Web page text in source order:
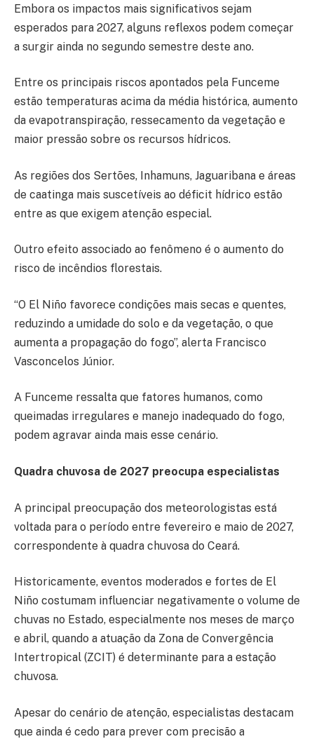
Embora os impactos mais significativos sejam
esperados para 2027, alguns reflexos podem começar
a surgir ainda no segundo semestre deste ano.
Entre os principais riscos apontados pela Funceme
estão temperaturas acima da média histórica, aumento
da evapotranspiração, ressecamento da vegetação e
maior pressão sobre os recursos hídricos.
As regiões dos Sertões, Inhamuns, Jaguaribana e áreas
de caatinga mais suscetíveis ao déficit hídrico estão
entre as que exigem atenção especial.
Outro efeito associado ao fenômeno é o aumento do
risco de incêndios florestais.
“O El Niño favorece condições mais secas e quentes,
reduzindo a umidade do solo e da vegetação, o que
aumenta a propagação do fogo”, alerta Francisco
Vasconcelos Júnior.
A Funceme ressalta que fatores humanos, como
queimadas irregulares e manejo inadequado do fogo,
podem agravar ainda mais esse cenário.
Quadra chuvosa de 2027 preocupa especialistas
A principal preocupação dos meteorologistas está
voltada para o período entre fevereiro e maio de 2027,
correspondente à quadra chuvosa do Ceará.
Historicamente, eventos moderados e fortes de El
Niño costumam influenciar negativamente o volume de
chuvas no Estado, especialmente nos meses de março
e abril, quando a atuação da Zona de Convergência
Intertropical (ZCIT) é determinante para a estação
chuvosa.
Apesar do cenário de atenção, especialistas destacam
que ainda é cedo para prever com precisão a